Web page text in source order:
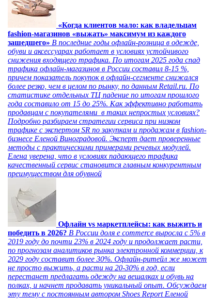
«Когда клиентов мало: как владельцам
fashion-магазинов «выжать» максимум из каждого
зашедшего» В последние годы офлайн-розница в одежде,
обуви и аксессуарах работает в условиях устойчивого
снижения входящего трафика. По итогам 2025 года спад
трафика офлайн-магазинов в России составил 8-15 %,
причем показатель покупок в офлайн-сегменте снижался
более резко, чем в целом по рынку, по данным Retail.ru. По
статистике отдельных ТЦ падение по итогам прошлого
года составило от 15 до 25%. Как эффективно работать
продавцам с покупателями в таких непростых условиях?
Подробно разбираем стратегии сервиса при низком
трафике с экспертом SR по закупкам и продажам в fashion-
бизнесе Еленой Виноградовой. Эксперт дает проверенные
методы с практическими примерами речевых модулей.
Елена уверена, что в условиях падающего трафика
качественный сервис становится главным конкурентным
преимуществом для обувной
Офлайн vs маркетплейсы: как выжить и
победить в 2026? В России доля e commerce выросла с 5% в
2019 году до почти 23% в 2024 году и продолжает расти,
по прогнозам аналитиков рынка электронной коммерции, к
2029 году составит более 30%. Офлайн-ритейл же может
не просто выжить, а расти на 20-30% в год, если
перестанет предлагать одежду на вешалках и обувь на
полках, и начнет продавать уникальный опыт. Обсуждаем
эту тему с постоянным автором Shoes Report Еленой